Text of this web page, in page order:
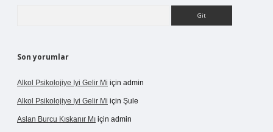
Son yorumlar
Alkol Psikolojiye Iyi Gelir Mi için admin
Alkol Psikolojiye Iyi Gelir Mi için Şule
Aslan Burcu Kıskanır Mı için admin